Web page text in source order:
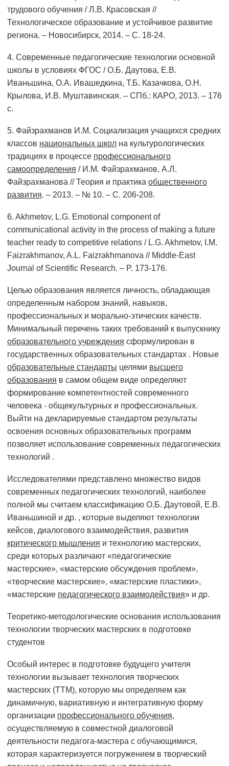
трудового обучения / Л.В. Красовская //
Технологическое образование и устойчивое развитие
региона. – Новосибирск, 2014. – С. 18-24.
4. Современные педагогические технологии основной
школы в условиях ФГОС / О.Б. Даутова, Е.В.
Иваньшина, О.А. Ивашедкина, Т.Б. Казачкова, О.Н.
Крылова, И.В. Муштавинская. – СПб.: КАРО, 2013. – 176
с.
5. Файзрахманов И.М. Социализация учащихся средних
классов национальных школ на культурологических
традициях в процессе профессионального
самоопределения / И.М. Файзрахманов, А.Л.
Файзрахманова // Теория и практика общественного
развития. – 2013. – № 10. – С. 206-208.
6. Akhmetov, L.G. Emotional component of
communicational activity in the process of making a future
teacher ready to competitive relations / L.G. Akhmetov, I.M.
Faizrakhmanov, A.L. Faizrakhmanova // Middle-East
Journal of Scientific Research. – P. 173-176.
Целью образования является личность, обладающая
определенным набором знаний, навыков,
профессиональных и морально-этических качеств.
Минимальный перечень таких требований к выпускнику
образовательного учреждения сформулирован в
государственных образовательных стандартах . Новые
образовательные стандарты целями высшего
образования в самом общем виде определяют
формирование компетентностей современного
человека - общекультурных и профессиональных.
Выйти на декларируемые стандартом результаты
освоения основных образовательных программ
позволяет использование современных педагогических
технологий .
Исследователями представлено множество видов
современных педагогических технологий, наиболее
полной мы считаем классификацию О.Б. Даутовой, Е.В.
Иваньшиной и др. , которые выделяют технологии
кейсов, диалогового взаимодействия, развития
критического мышления и технологию мастерских,
среди которых различают «педагогические
мастерские», «мастерские обсуждения проблем»,
«творческие мастерские», «мастерские пластики»,
«мастерские педагогического взаимодействия» и др.
Теоретико-методологические основания использования
технологии творческих мастерских в подготовке
студентов
Особый интерес в подготовке будущего учителя
технологии вызывает технология творческих
мастерских (ТТМ), которую мы определяем как
динамичную, вариативную и интегративную форму
организации профессионального обучения,
осуществляемую в совместной диалоговой
деятельности педагога-мастера с обучающимися,
которая характеризуется погружением в творческий